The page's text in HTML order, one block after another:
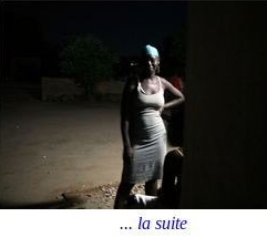
... la suite